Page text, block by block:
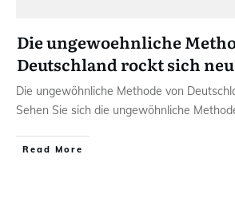
Die ungewoehnliche
Deutschland rockt sich neu
Die ungewöhnliche Methode von
Sehen Sie sich die ungewöhnliche
Read More